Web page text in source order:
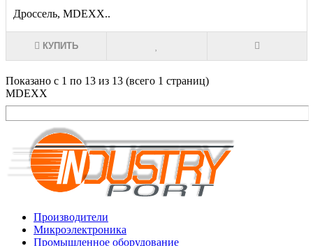
Дроссель, MDEXX..
КУПИТЬ
Показано с 1 по 13 из 13 (всего 1 страниц)
MDEXX
Производители
Микроэлектроника
Промышленное оборудование